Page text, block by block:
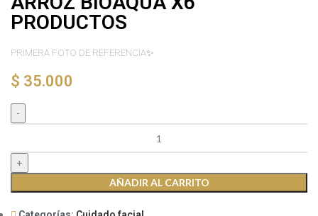
PRODUCTOS
PRIMERA FOTO DE REFERENCIA✨
$ 35.000
AÑADIR AL CARRITO